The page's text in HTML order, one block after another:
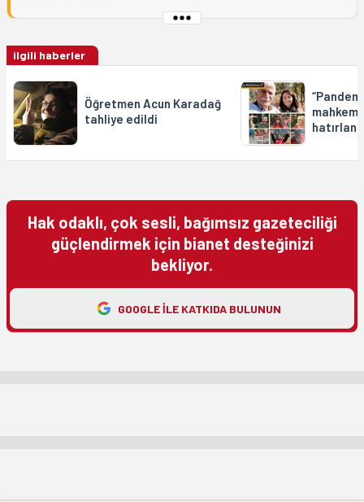
ilgili haberler
Öğretmen Acun Karadağ
tahliye edildi
Hak odaklı, çok sesli, bağımsız gazeteciliği
güçlendirmek için bianet desteğinizi
bekliyor.
GOOGLE ILE KATKIDA BULUNUN